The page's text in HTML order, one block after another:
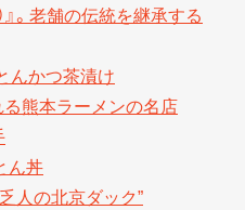
。老舗の伝統を継承する
んかつ茶漬け
熊本ラーメンの名店
ん丼
人の北京ダック”